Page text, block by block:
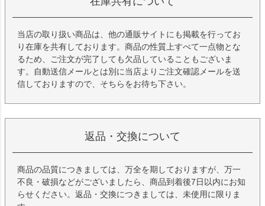
当店の取り扱い商品は、他の通販サイトにも掲載を行ってお
り在庫を共有しております。商品の性質上すべて一点物とな
るため、ご注文が完了しても欠品していることもございま
す。自動送信メールとは別に当店よりご注文確認メールを送
信しておりますので、そちらをお待ち下さい。
返品・交換について
商品の品質につきましては、万全を期しておりますが、万一
不良・破損などがございましたら、商品到着後7日以内にお知
らせください。返品・交換につきましては、未使用に限りま